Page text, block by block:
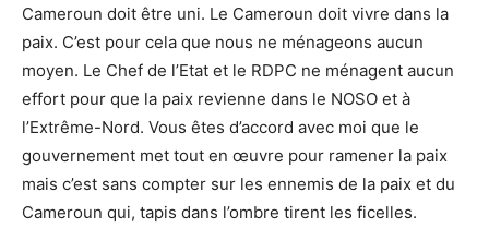
Cameroun doit être uni. Le Cameroun doit vivre dans la
paix. C’est pour cela que nous ne ménageons aucun
moyen. Le Chef de l’Etat et le RDPC ne ménagent aucun
effort pour que la paix revienne dans le NOSO et à
l’Extrême-Nord. Vous êtes d’accord avec moi que le
gouvernement met tout en œuvre pour ramener la paix
mais c’est sans compter sur les ennemis de la paix et du
Cameroun qui, tapis dans l’ombre tirent les ficelles.